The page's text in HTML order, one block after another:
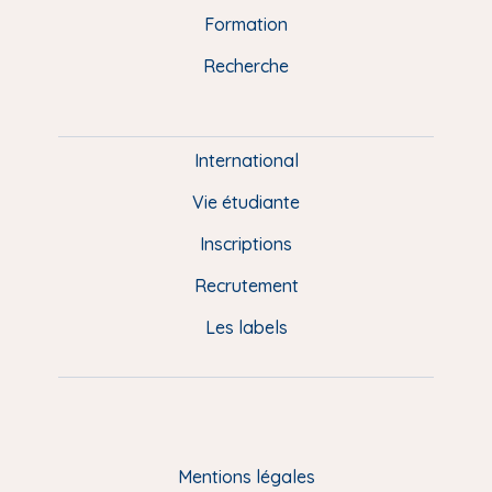
y
e
I
i
g
Formation
Recherche
International
Vie étudiante
Inscriptions
Recrutement
Les labels
Mentions légales